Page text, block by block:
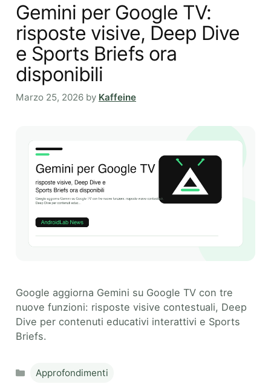
Gemini per Google TV:
risposte visive, Deep Dive
e Sports Briefs ora
disponibili
Marzo 25, 2026 by Kaffeine
Google aggiorna Gemini su Google TV con tre
nuove funzioni: risposte visive contestuali, Deep
Dive per contenuti educativi interattivi e Sports
Briefs.
Categories
Approfondimenti